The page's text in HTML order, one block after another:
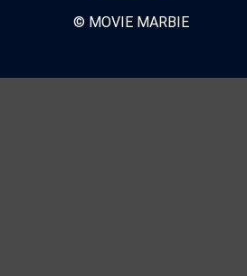
© MOVIE MARBIE